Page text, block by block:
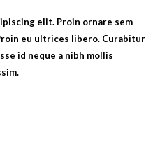
elit. Proin ornare sem
eu ultrices libero. Curabitur
id neque a nibh mollis